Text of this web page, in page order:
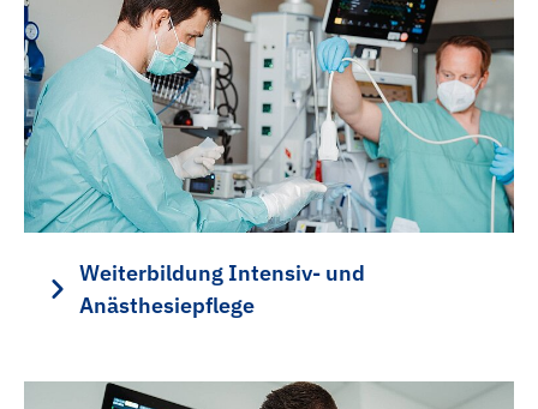
Weiterbildung Intensiv- und
Anästhesiepflege